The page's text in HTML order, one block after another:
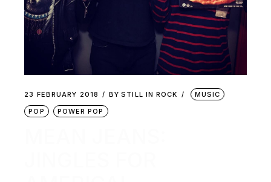
23 FEBRUARY 2018 BY STILL IN ROCK
MUSIC
POP
POWER POP